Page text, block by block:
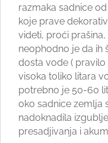
razmaka sadnice
koje prave
videti, proći
neophodno je da ih
dosta vode (
visoka toliko litara
potrebno je 50-60
oko sadnice zemlja
nadoknadila
presadjivanja i